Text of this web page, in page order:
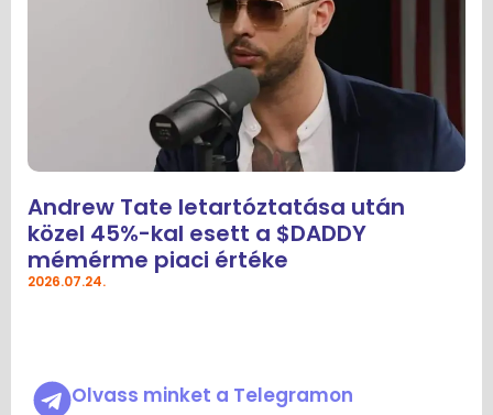
Andrew Tate letartóztatása után
közel 45%-kal esett a $DADDY
mémérme piaci értéke
2026.07.24.
Olvass minket a Telegramon